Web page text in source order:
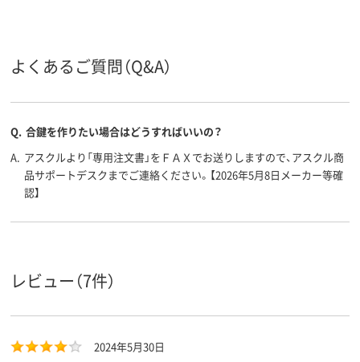
アスクル
商品環境
よくあるご質問（Q&A）
Q. 合鍵を作りたい場合はどうすればいいの？
A. アスクルより「専用注文書」をＦＡＸでお送りしますので、アスクル商
品サポートデスクまでご連絡ください。【2026年5月8日メーカー等確
認】
レビュー（7件）
2024年5月30日